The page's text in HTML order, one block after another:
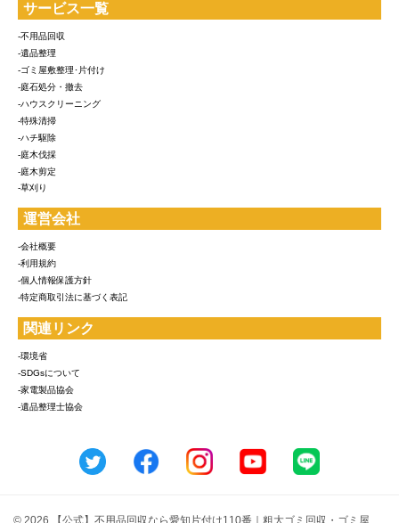
サービス一覧
-不用品回収
-遺品整理
-ゴミ屋敷整理･片付け
-庭石処分・撤去
-ハウスクリーニング
-特殊清掃
-ハチ駆除
-庭木伐採
-庭木剪定
-草刈り
運営会社
-会社概要
-利用規約
-個人情報保護方針
-特定商取引法に基づく表記
関連リンク
-環境省
-SDGsについて
-家電製品協会
-遺品整理士協会
© 2026 【公式】不用品回収なら愛知片付け110番｜粗大ゴミ回収・ゴミ屋